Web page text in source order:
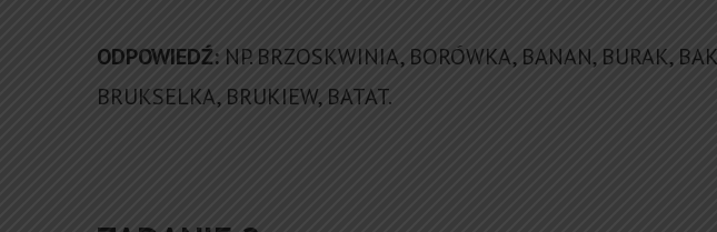
ODPOWIEDŹ: NP. BRZOSKWINIA, BORÓWKA, BANAN, BURAK,
BRUKSELKA, BRUKIEW, BATAT.